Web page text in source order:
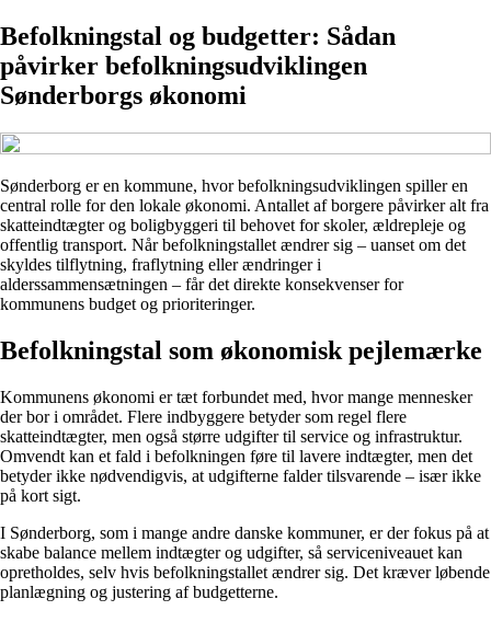
Befolkningstal og budgetter: Sådan
påvirker befolkningsudviklingen
Sønderborgs økonomi
Sønderborg er en kommune, hvor befolkningsudviklingen spiller en
central rolle for den lokale økonomi. Antallet af borgere påvirker alt fra
skatteindtægter og boligbyggeri til behovet for skoler, ældrepleje og
offentlig transport. Når befolkningstallet ændrer sig – uanset om det
skyldes tilflytning, fraflytning eller ændringer i
alderssammensætningen – får det direkte konsekvenser for
kommunens budget og prioriteringer.
Befolkningstal som økonomisk pejlemærke
Kommunens økonomi er tæt forbundet med, hvor mange mennesker
der bor i området. Flere indbyggere betyder som regel flere
skatteindtægter, men også større udgifter til service og infrastruktur.
Omvendt kan et fald i befolkningen føre til lavere indtægter, men det
betyder ikke nødvendigvis, at udgifterne falder tilsvarende – især ikke
på kort sigt.
I Sønderborg, som i mange andre danske kommuner, er der fokus på at
skabe balance mellem indtægter og udgifter, så serviceniveauet kan
opretholdes, selv hvis befolkningstallet ændrer sig. Det kræver løbende
planlægning og justering af budgetterne.